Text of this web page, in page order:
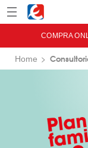
Menú Eroski
COMPRA
Home